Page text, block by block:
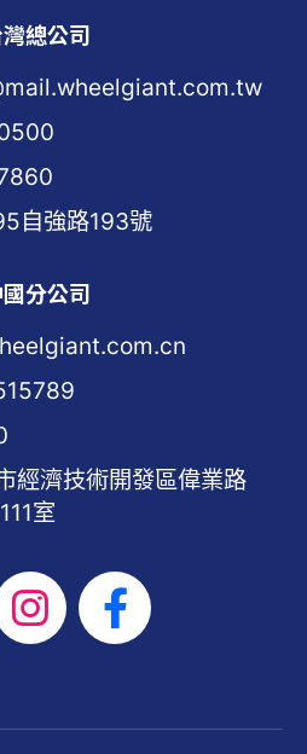
總公司
自強路193號
分公司
經濟技術開發區偉業路
室